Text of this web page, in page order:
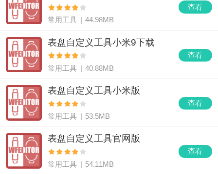
查看
常用工具 44.98MB
查看
表盘自定义工具小米9下载
常用工具 | 40.88MB
查看
表盘自定义工具小米版
常用工具 | 53.5MB
查看
表盘自定义工具官网版
常用工具 | 54.11MB